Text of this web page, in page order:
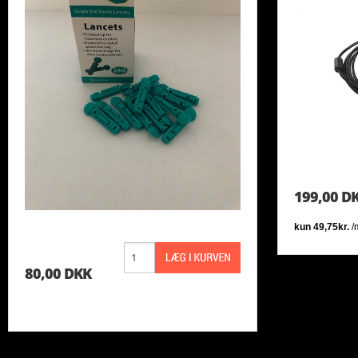
TINKOFF SAXO
VESTE
80,00 DKK
199,00